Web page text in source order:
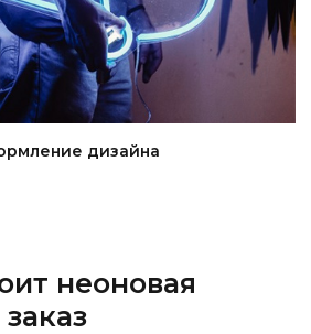
дизайна
неоновая